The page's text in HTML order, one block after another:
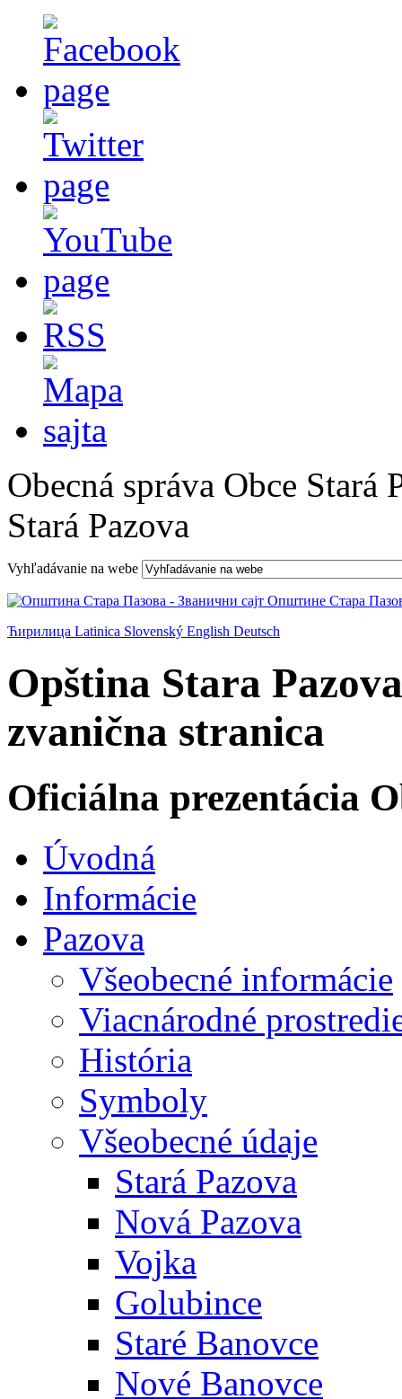
Obecná správa Obce Stará
Stará Pazova
Vyhľadávanie na webe
Ћирилица Latinica Slovenský English Deutsch
Opština Stara
zvanična stranica
Oficiálna prezentácia
Úvodná
Informácie
Pazova
Všeobecné informácie
Viacnárodné
História
Symboly
Všeobecné údaje
Stará Pazova
Nová Pazova
Vojka
Golubince
Staré Banovce
Nové Banovce